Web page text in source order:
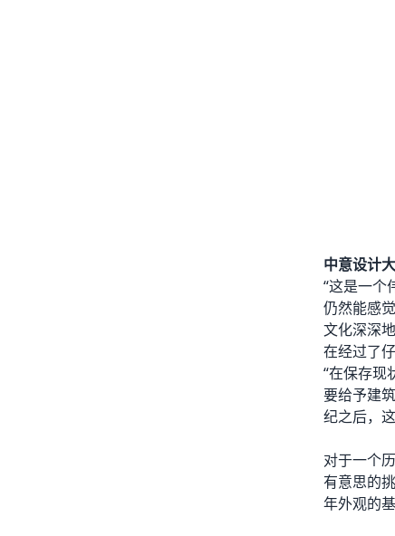
中意设计
“这是一个
仍然能感
文化深深地
在经过了
“在保存现
要给予建
纪之后，
对于一个
有意思的
年外观的